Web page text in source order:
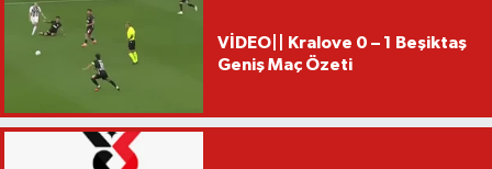
VİDEO|| Kralove 0 – 1 Beşiktaş
Geniş Maç Özeti